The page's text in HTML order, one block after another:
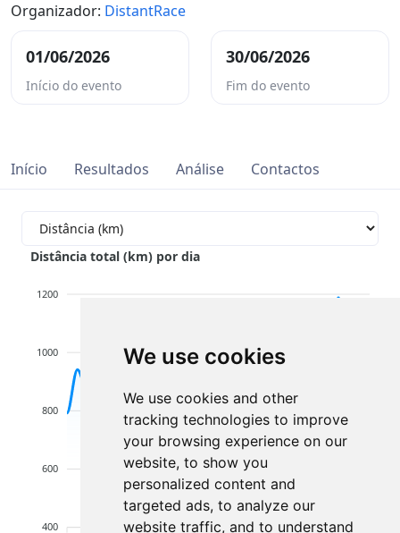
We use cookies
We use cookies and other
tracking technologies to improve
your browsing experience on our
website, to show you
personalized content and
targeted ads, to analyze our
website traffic, and to understand
Organizador: DistantRace
01/06/2026
Início do evento
30/06/2026
Fim do evento
Início Resultados Análise Contactos
Distância total (km) por dia
1200
1000
800
600
400